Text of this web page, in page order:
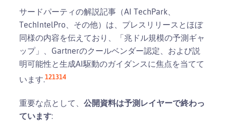
サードパーティの解説記事（AI TechPark、
TechIntelPro、その他）は、プレスリリースとほぼ
同様の内容を伝えており、「兆ドル規模の予測ギャ
ップ」、Gartnerのクールベンダー認定、および説
明可能性と生成AI駆動のガイダンスに焦点を当てて
います.121314
重要な点として、 公開資料は予測レイヤーで終わっ
ています: